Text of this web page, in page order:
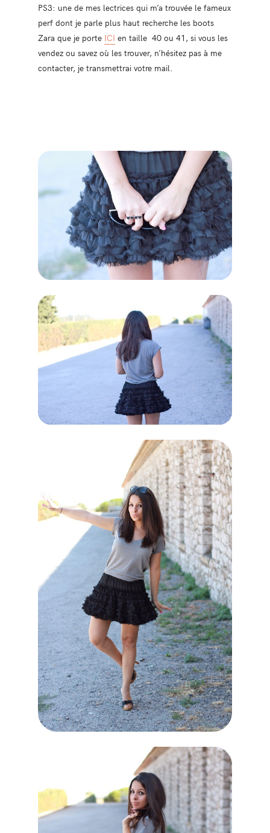
PS3: une de mes lectrices qui m’a trouvée le fameux
perf dont je parle plus haut recherche les boots
Zara que je porte ICI en taille 40 ou 41, si vous les
vendez ou savez où les trouver, n’hésitez pas à me
contacter, je transmettrai votre mail.